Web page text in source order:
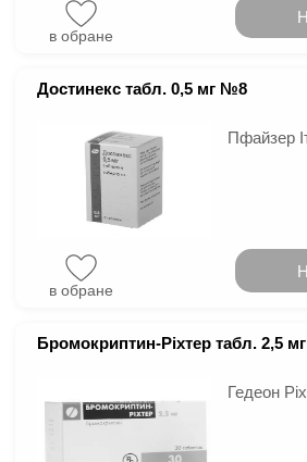
в обране
Достинекс табл. 0,5 мг №8
Пфайзер
в обране
Бромокриптин-Ріхтер табл. 2,5
Гедеон